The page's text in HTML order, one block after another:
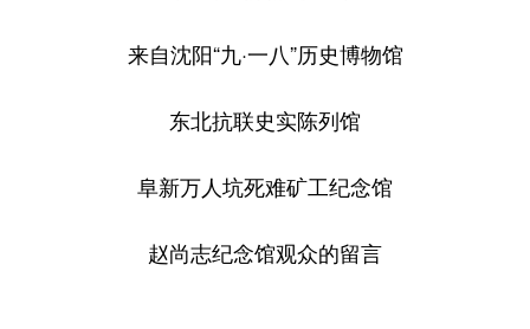
来自沈阳“九·一八”历史博物馆
东北抗联史实陈列馆
阜新万人坑死难矿工纪念馆
赵尚志纪念馆观众的留言